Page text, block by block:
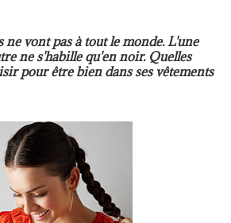
ne vont pas à tout le monde. L'une
ne s'habille qu'en noir. Quelles
pour être bien dans ses vêtements